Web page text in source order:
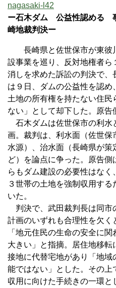
nagasaki-l42
ー石木ダム 公益性認める
崎地裁判決ー
長崎県と佐世保市が東彼
設事業を巡り、反対地権者ら
消しを求めた訴訟の判決で、
は９日、ダムの公益性を認め
土地の所有権を持たない住
ない」として却下した。原告
石木ダムは佐世保市の利水
画。裁判は、利水面（佐世
水源）、治水面（長崎県が
ど）を論点に争った。原告
らもダム建設の必要性はなく
３世帯の土地を強制収用す
いた。
判決で、武田裁判長は同市
計画のいずれも合理性を欠く
「地元住民の生命の安全に
大きい」と指摘。居住地移
接地に代替宅地があり「地
能ではない」とした。その上
収用に向けた手続きの一環